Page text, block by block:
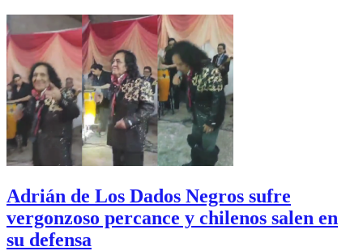
Adrián de Los Dados Negros sufre
vergonzoso percance y chilenos salen en
su defensa